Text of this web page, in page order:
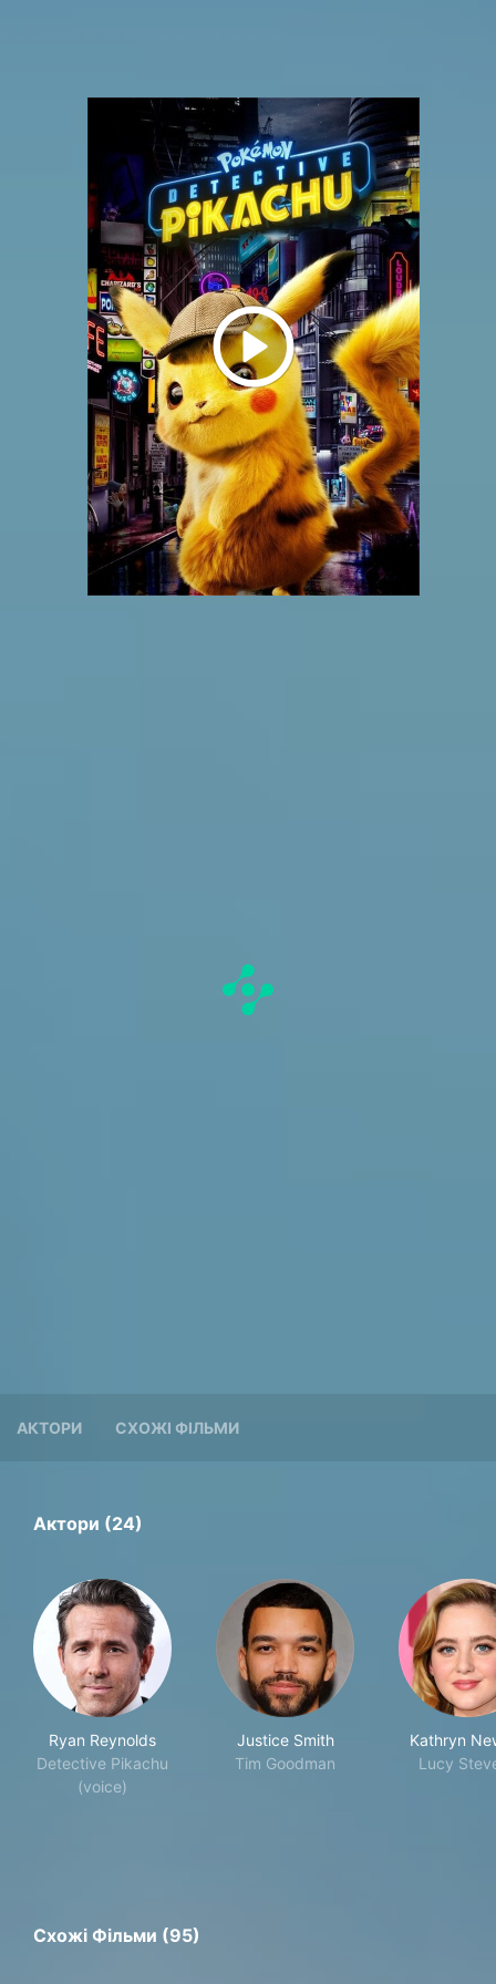
АКТОРИ СХОЖІ ФІЛЬМИ
Актори (24)
Ryan Reynolds
Detective Pikachu
(voice)
Justice Smith
Tim Goodman
Kathryn
Lucy
Схожі Фільми (95)